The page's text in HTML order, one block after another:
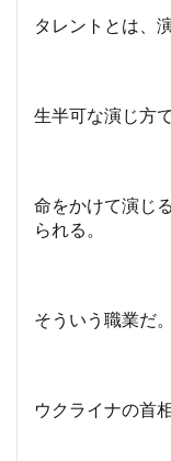
タレントとは、
生半可な演じ方
命をかけて演じ
られる。
そういう職業だ。
ウクライナの首